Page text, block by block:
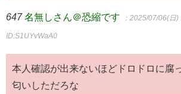
647 名無しさん＠恐縮です ：2025/07/06(日
ID:S1UYvWaA0
本人確認が出来ないほどドロドロに腐
匂いしただろな